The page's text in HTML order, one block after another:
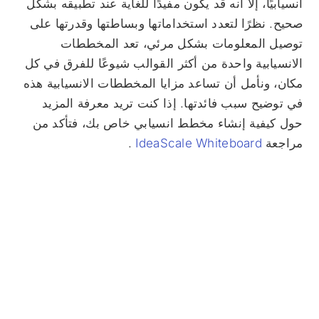
انسيابيًا، إلا أنه قد يكون مفيدًا للغاية عند تطبيقه بشكل
صحيح. نظرًا لتعدد استخداماتها وبساطتها وقدرتها على
توصيل المعلومات بشكل مرئي، تعد المخططات
الانسيابية واحدة من أكثر القوالب شيوعًا للفرق في كل
مكان، ونأمل أن تساعد مزايا المخططات الانسيابية هذه
في توضيح سبب فائدتها. إذا كنت تريد معرفة المزيد
حول كيفية إنشاء مخطط انسيابي خاص بك، فتأكد من
مراجعة IdeaScale Whiteboard
.